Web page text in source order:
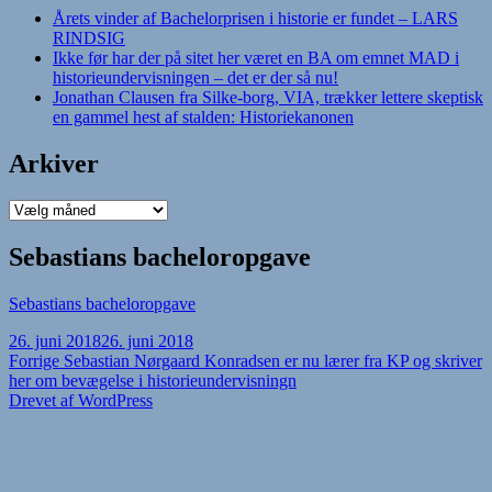
Årets vinder af Bachelorprisen i historie er fundet – LARS
RINDSIG
Ikke før har der på sitet her været en BA om emnet MAD i
historieundervisningen – det er der så nu!
Jonathan Clausen fra Silke-borg, VIA, trækker lettere skeptisk
en gammel hest af stalden: Historiekanonen
Arkiver
Arkiver
Sebastians bacheloropgave
Sebastians bacheloropgave
Udgivet
i
26. juni 201826. juni 2018
Indlægsnavigation
Forrige Forrige
indlæg:
Sebastian Nørgaard Konradsen er nu lærer fra KP og skriver
her om bevægelse i historieundervisningn
Drevet af WordPress